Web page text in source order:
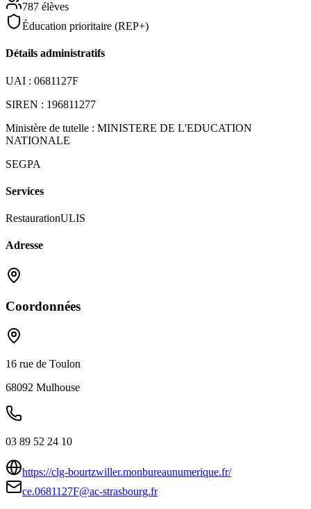
787 élèves
Éducation prioritaire (REP+)
Détails administratifs
UAI : 0681127F
SIREN : 196811277
Ministère de tutelle : MINISTERE DE L'EDUCATION
NATIONALE
SEGPA
Services
RestaurationULIS
Adresse
Coordonnées
16 rue de Toulon
68092 Mulhouse
03 89 52 24 10
https://clg-bourtzwiller.monbureaunumerique.fr/
ce.0681127F@ac-strasbourg.fr